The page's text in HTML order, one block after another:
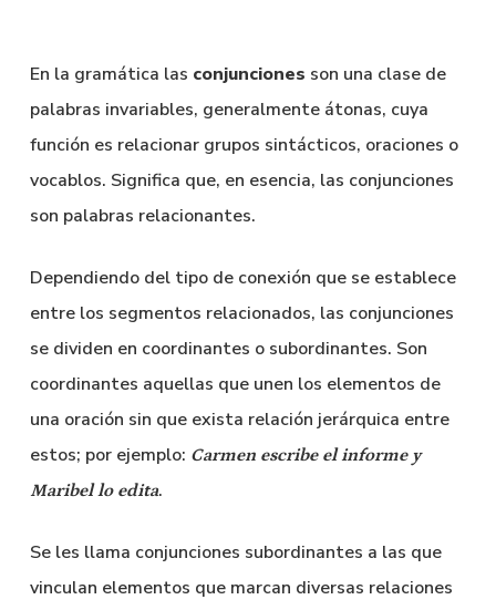
En la gramática las conjunciones son una clase de
palabras invariables, generalmente átonas, cuya
función es relacionar grupos sintácticos, oraciones o
vocablos. Significa que, en esencia, las conjunciones
son palabras relacionantes.
Dependiendo del tipo de conexión que se establece
entre los segmentos relacionados, las conjunciones
se dividen en coordinantes o subordinantes. Son
coordinantes aquellas que unen los elementos de
una oración sin que exista relación jerárquica entre
estos; por ejemplo: Carmen escribe el informe y
Maribel lo edita.
Se les llama conjunciones subordinantes a las que
vinculan elementos que marcan diversas relaciones